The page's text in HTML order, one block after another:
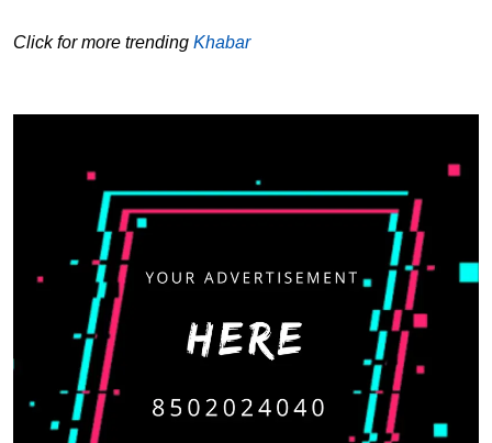
Click for more trending Khabar